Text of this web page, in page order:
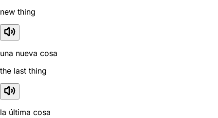
new thing
una nueva cosa
the last thing
la última cosa